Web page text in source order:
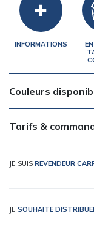
INFORMATIONS
Couleurs
Tarifs &
JE SUIS REVENDEUR
JE SOUHAITE